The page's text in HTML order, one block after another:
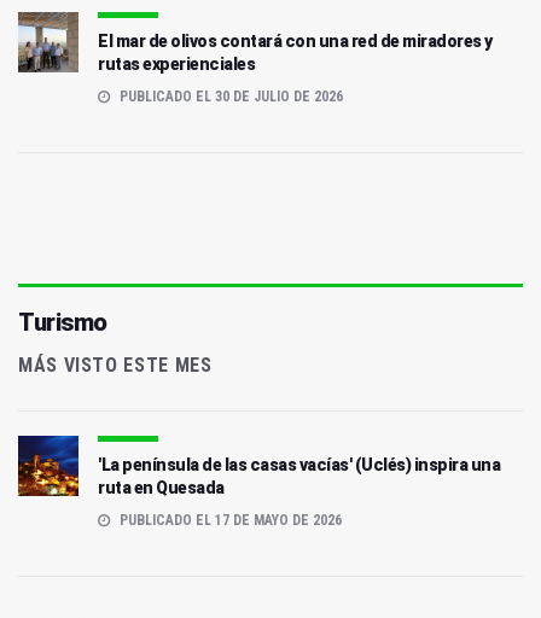
El mar de olivos contará con una red de miradores y
rutas experienciales
PUBLICADO EL 30 DE JULIO DE 2026
Turismo
MÁS VISTO ESTE MES
'La península de las casas vacías' (Uclés) inspira una
ruta en Quesada
PUBLICADO EL 17 DE MAYO DE 2026